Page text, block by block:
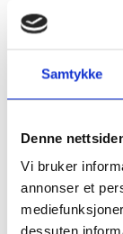
Samtykke
Denne
Vi bruker
annonser et
dessuten
Se vedlagte
mindre
og lignende